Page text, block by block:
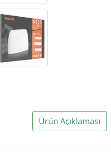
Ürün Açıklaması